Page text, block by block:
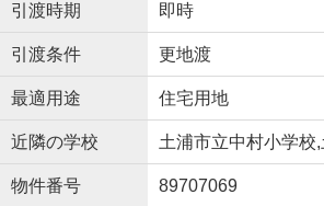
引渡時期 即時
引渡条件 更地渡
最適用途 住宅用地
近隣の学校 土浦市立中村小学校
物件番号 89707069